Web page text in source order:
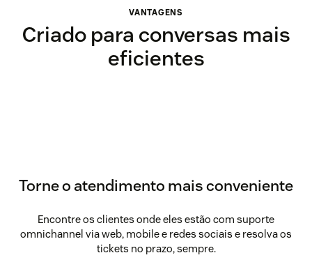
VANTAGENS
Criado para conversas mais
eficientes
Torne o atendimento mais conveniente
Encontre os clientes onde eles estão com suporte
omnichannel via web, mobile e redes sociais e resolva os
tickets no prazo, sempre.